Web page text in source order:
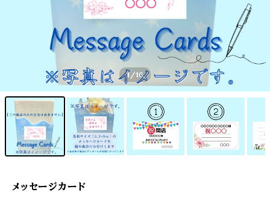
1/16
メッセージカード